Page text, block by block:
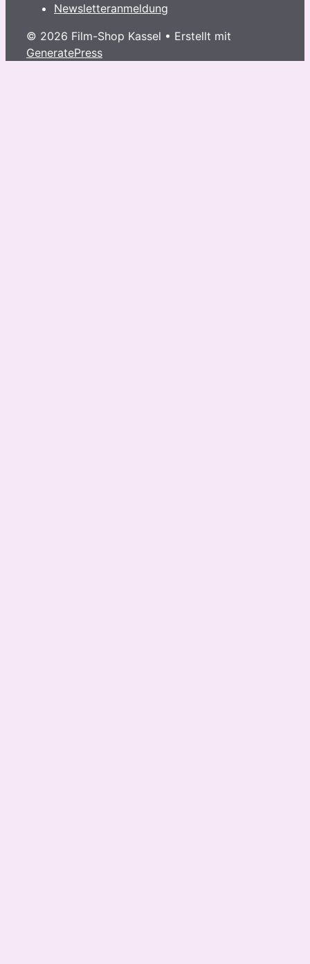
Newsletteranmeldung
© 2026 Film-Shop Kassel • Erstellt mit
GeneratePress